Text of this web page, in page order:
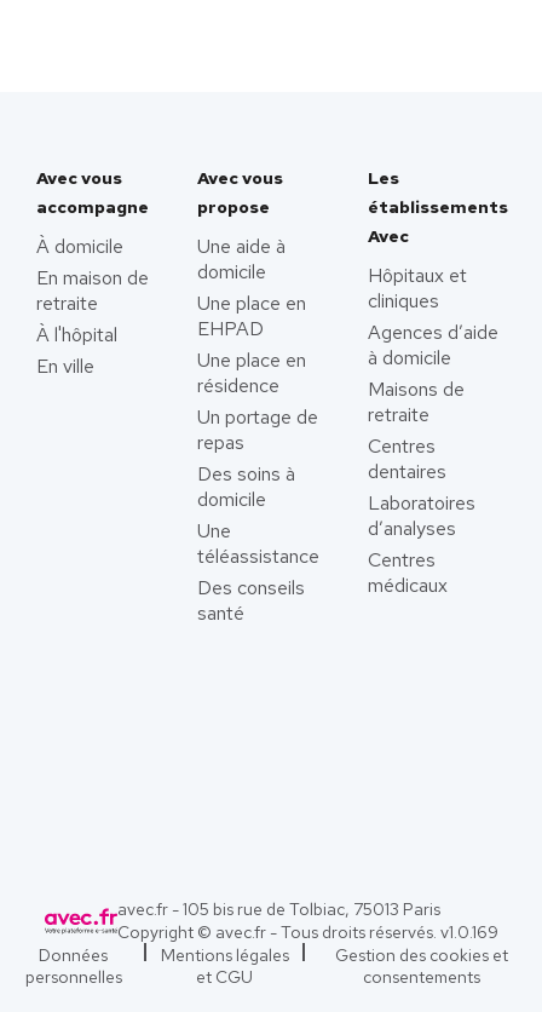
Avec vous
accompagne
À domicile
En maison de
retraite
À l'hôpital
En ville
Avec vous
propose
Une aide à
domicile
Une place en
EHPAD
Une place en
résidence
Un portage de
repas
Des soins à
domicile
Une
téléassistance
Des conseils
santé
Les
établissements
Avec
Hôpitaux et
cliniques
Agences d’aide
à domicile
Maisons de
retraite
Centres
dentaires
Laboratoires
d’analyses
Centres
médicaux
avec.fr - 105 bis rue de Tolbiac, 75013 Paris
Copyright © avec.fr - Tous droits réservés. v1.0.169
Données
personnelles
Mentions légales
et CGU
Gestion des cookies et
consentements